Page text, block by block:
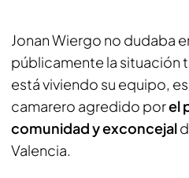
Jonan Wiergo no dudaba
públicamente la situación
está viviendo su equipo,
camarero agredido porel
comunidad y exconcejal
Valencia.